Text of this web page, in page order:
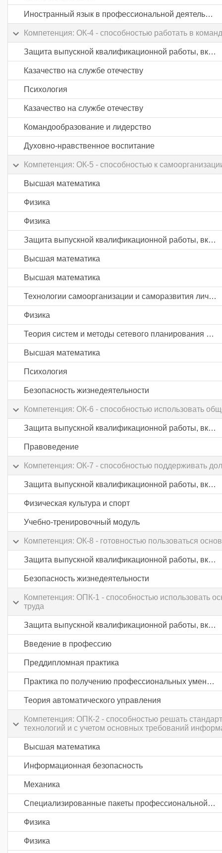
Иностранный язык в профессиональной деятельности
Компетенция: ОК-4 - способностью работать в
Защита выпускной квалификационной работы, включая подготовку к процедуре защиты и процедуру защиты
Казачество на службе отечеству
Психология
Казачество на службе отечеству
Командообразование и лидерство
Духовно-нравственное воспитание
Компетенция: ОК-5 - способностью к
Высшая математика
Физика
Физика
Защита выпускной квалификационной работы, включая подготовку к процедуре защиты и процедуру защиты
Высшая математика
Высшая математика
Технологии самоорганизации и саморазвития личности
Физика
Теория систем и методы сетевого планирования и управления
Высшая математика
Психология
Безопасность жизнедеятельности
Компетенция: ОК-6 - способностью использовать
Защита выпускной квалификационной работы, включая подготовку к процедуре защиты и процедуру защиты
Правоведение
Компетенция: ОК-7 - способностью поддерживать
Защита выпускной квалификационной работы, включая подготовку к процедуре защиты и процедуру защиты
Физическая культура и спорт
Учебно-тренировочный модуль
Компетенция: ОК-8 - готовностью пользоваться
Защита выпускной квалификационной работы, включая подготовку к процедуре защиты и процедуру защиты
Безопасность жизнедеятельности
Компетенция: ОПК-1 - способностью использовать
труда
Защита выпускной квалификационной работы, включая подготовку к процедуре защиты и процедуру защиты
Введение в профессию
Преддипломная практика
Практика по получению профессиональных умений и опыта профессиональной деятельности
Теория автоматического управления
Компетенция: ОПК-2 - способностью решать
технологий и с учетом основных требований
Высшая математика
Информационная безопасность
Механика
Специализированные пакеты профессиональной деятельности
Физика
Физика